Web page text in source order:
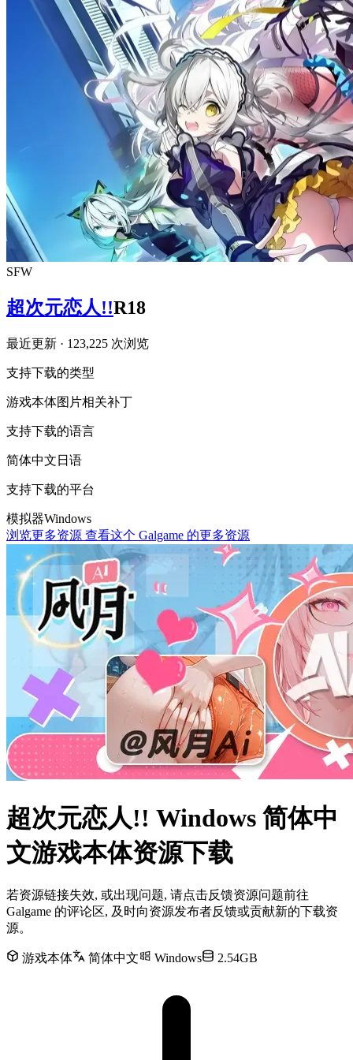
SFW
超次元恋人!!R18
最近更新 · 123,225 次浏览
支持下载的类型
游戏本体图片相关补丁
支持下载的语言
简体中文 日语
支持下载的平台
模拟器Windows
浏览更多资源 查看这个 Galgame 的更多资源
超次元恋人!! Windows 简体中
文游戏本体资源下载
若资源链接失效, 或出现问题, 请点击反馈资源问题前往
Galgame 的评论区, 及时向资源发布者反馈或贡献新的下载资
源。
游戏本体 简体中文 Windows 2.54GB